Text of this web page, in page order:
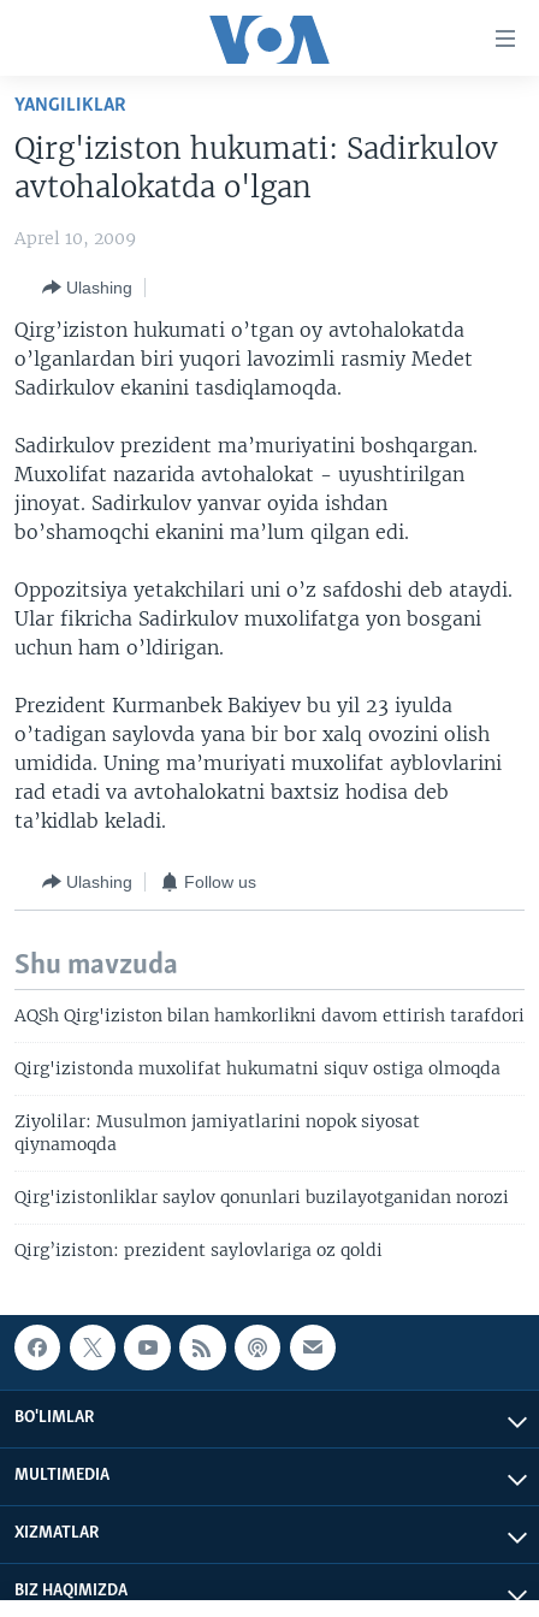
Boshiga
Qidiruvga
o'ting
AMERIKA
VATANDOSHLAR
MULTIMEDIA
AMERIKA MANZARALARI
VASHINGTON CHOYXONASI
MOBIL-SALOM!
XABARLAR SURATLARDA
IJTIMOIY TARMOQLAR
YOUTUBE
INSTAGRAM
TELEGRAM
TWITTER
EDITORIAL
Learning English
YANGILIKLAR
Qirg'iziston hukumati: Sadirkulov
avtohalokatda o'lgan
Aprel 10, 2009
Ulashing
Qirg’iziston hukumati o’tgan oy avtohalokatda
o’lganlardan biri yuqori lavozimli rasmiy Medet
Sadirkulov ekanini tasdiqlamoqda.
Sadirkulov prezident ma’muriyatini boshqargan.
Muxolifat nazarida avtohalokat - uyushtirilgan
jinoyat. Sadirkulov yanvar oyida ishdan
bo’shamoqchi ekanini ma’lum qilgan edi.
Oppozitsiya yetakchilari uni o’z safdoshi deb ataydi.
Ular fikricha Sadirkulov muxolifatga yon bosgani
uchun ham o’ldirigan.
Prezident Kurmanbek Bakiyev bu yil 23 iyulda
o’tadigan saylovda yana bir bor xalq ovozini olish
umidida. Uning ma’muriyati muxolifat ayblovlarini
rad etadi va avtohalokatni baxtsiz hodisa deb
ta’kidlab keladi.
Ulashing Follow us
Shu mavzuda
AQSh Qirg'iziston bilan hamkorlikni davom ettirish tarafdori
Qirg'izistonda muxolifat hukumatni siquv ostiga olmoqda
Ziyolilar: Musulmon jamiyatlarini nopok siyosat
qiynamoqda
Qirg'izistonliklar saylov qonunlari buzilayotganidan norozi
Qirg’iziston: prezident saylovlariga oz qoldi
BO'LIMLAR
MULTIMEDIA
XIZMATLAR
BIZ HAQIMIZDA